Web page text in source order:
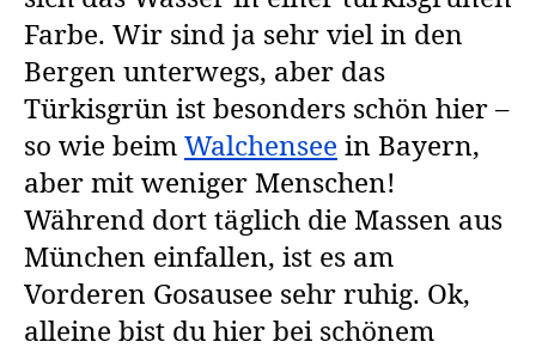
Farbe. Wir sind ja sehr viel in den
Bergen unterwegs, aber das
Türkisgrün ist besonders schön hier –
so wie beim Walchensee in Bayern,
aber mit weniger Menschen!
Während dort täglich die Massen aus
München einfallen, ist es am
Vorderen Gosausee sehr ruhig. Ok,
alleine bist du hier bei schönem